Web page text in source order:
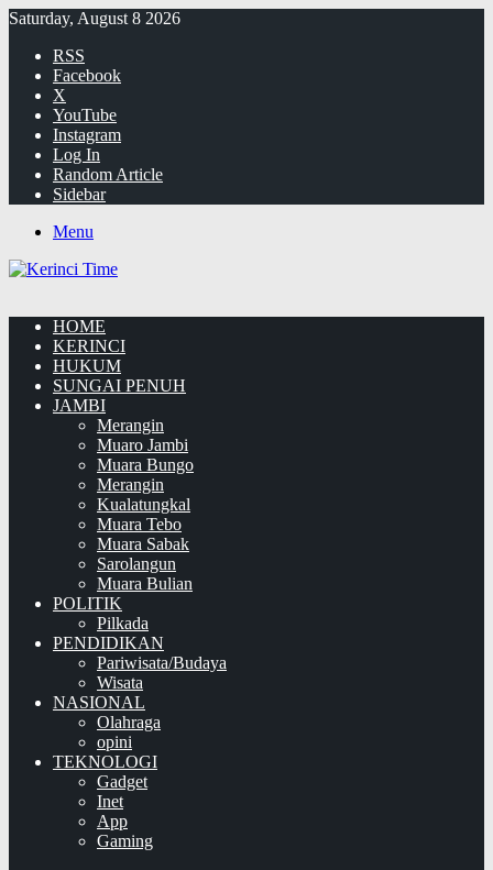
Saturday, August 8 2026
RSS
Facebook
X
YouTube
Instagram
Log In
Random Article
Sidebar
Menu
HOME
KERINCI
HUKUM
SUNGAI PENUH
JAMBI
Merangin
Muaro Jambi
Muara Bungo
Merangin
Kualatungkal
Muara Tebo
Muara Sabak
Sarolangun
Muara Bulian
POLITIK
Pilkada
PENDIDIKAN
Pariwisata/Budaya
Wisata
NASIONAL
Olahraga
opini
TEKNOLOGI
Gadget
Inet
App
Gaming